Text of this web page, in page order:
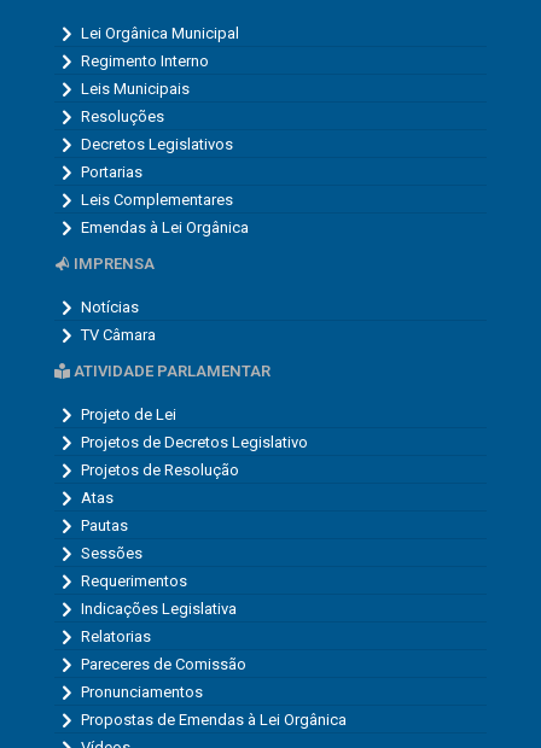
Lei Orgânica Municipal
Regimento Interno
Leis Municipais
Resoluções
Decretos Legislativos
Portarias
Leis Complementares
Emendas à Lei Orgânica
IMPRENSA
Notícias
TV Câmara
ATIVIDADE PARLAMENTAR
Projeto de Lei
Projetos de Decretos Legislativo
Projetos de Resolução
Atas
Pautas
Sessões
Requerimentos
Indicações Legislativa
Relatorias
Pareceres de Comissão
Pronunciamentos
Propostas de Emendas à Lei Orgânica